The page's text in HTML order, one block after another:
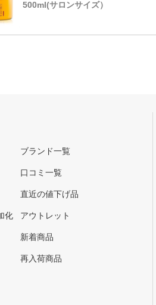
500ml(サロンサイズ）
化
ブランド一覧
口コミ一覧
直近の値下げ品
アウトレット
新着商品
再入荷商品